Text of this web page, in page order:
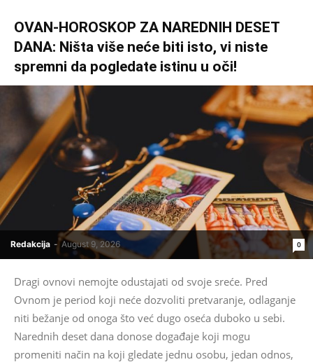
OVAN-HOROSKOP ZA NAREDNIH DESET
DANA: Ništa više neće biti isto, vi niste
spremni da pogledate istinu u oči!
Redakcija - August 9, 2026 0
Dragi ovnovi nemojte odustajati od svoje sreće. Pred
Ovnom je period koji neće dozvoliti pretvaranje, odlaganje
niti bežanje od onoga što već dugo oseća duboko u sebi.
Narednih deset dana donose događaje koji mogu
promeniti način na koji gledate jednu osobu, jedan odnos,